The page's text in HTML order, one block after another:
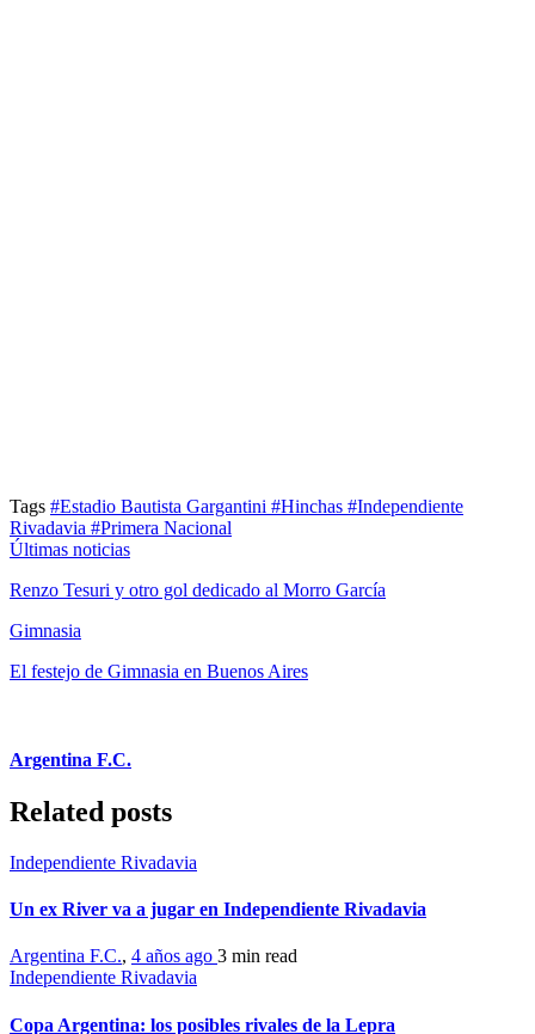
Tags #Estadio Bautista Gargantini #Hinchas #Independiente
Rivadavia #Primera Nacional
Últimas noticias
Renzo Tesuri y otro gol dedicado al Morro García
Gimnasia
El festejo de Gimnasia en Buenos Aires
Argentina F.C.
Related posts
Independiente Rivadavia
Un ex River va a jugar en Independiente Rivadavia
Argentina F.C., 4 años ago 3 min read
Independiente Rivadavia
Copa Argentina: los posibles rivales de la Lepra